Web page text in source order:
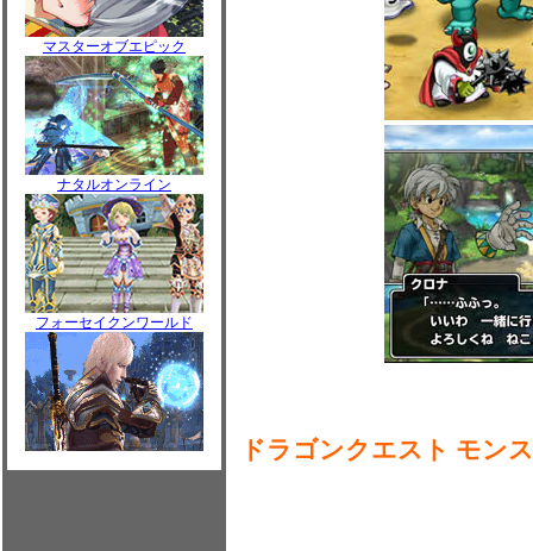
マスターオブエピック
ナタルオンライン
フォーセイクンワールド
ドラゴンクエスト モン